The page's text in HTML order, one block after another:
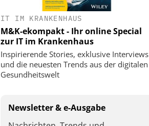
IT IM KRANKENHAUS
M&K-ekompakt - Ihr online Special
zur IT im Krankenhaus
Inspirierende Stories, exklusive Interviews
und die neuesten Trends aus der digitalen
Gesundheitswelt
Newsletter & e-Ausgabe